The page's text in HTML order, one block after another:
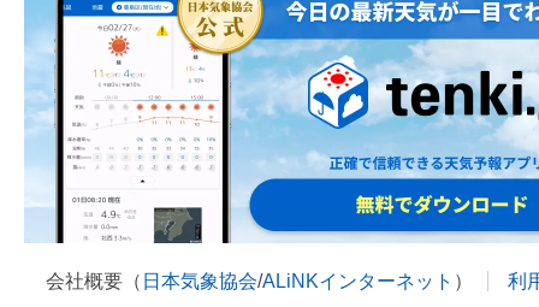
会社概要（ 日本気象協会/ALiNKインターネット ） 利